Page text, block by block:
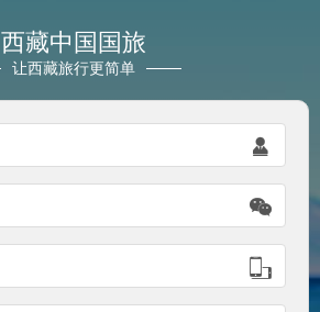
西藏中国国旅
让西藏旅行更简单


